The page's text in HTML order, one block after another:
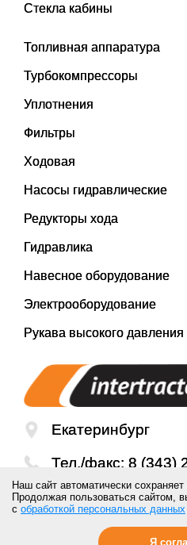
Стекла кабины
Топливная аппаратура
Турбокомпрессоры
Уплотнения
Фильтры
Ходовая
Насосы гидравлические
Редукторы хода
Гидравлика
Навесное оборудование
Электрооборудование
Рукава высокого давления
Екатеринбург
Тел./факс: 8 (343)
Email:mail@inter-
Наш сайт автоматически
Продолжая пользоваться сайтом,
с обработкой персональных данных
Я